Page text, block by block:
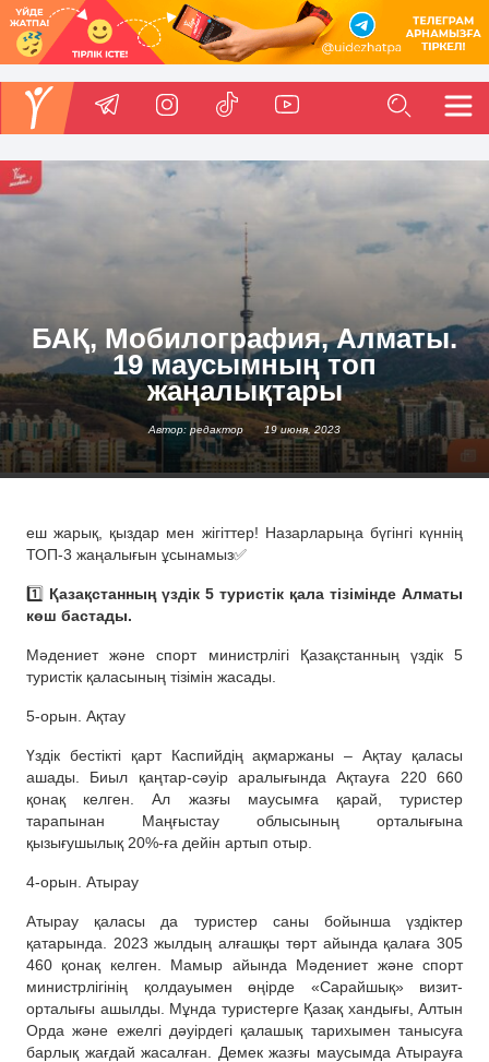
БАҚ, Мобилография, Алматы.
19 маусымның топ
жаңалықтары
Автор: редактор 19 июня, 2023
еш жарық, қыздар мен жігіттер! Назарларыңа бүгінгі күннің
ТОП-3 жаңалығын ұсынамыз✅
1️⃣ Қазақстанның үздік 5 туристік қала тізімінде Алматы
көш бастады.
Мәдениет және спорт министрлігі Қазақстанның үздік 5
туристік қаласының тізімін жасады.
5-орын. Ақтау
Үздік бестікті қарт Каспийдің ақмаржаны – Ақтау қаласы
ашады. Биыл қаңтар-сәуір аралығында Ақтауға 220 660
қонақ келген. Ал жазғы маусымға қарай, туристер
тарапынан Маңғыстау облысының орталығына
қызығушылық 20%-ға дейін артып отыр.
4-орын. Атырау
Атырау қаласы да туристер саны бойынша үздіктер
қатарында. 2023 жылдың алғашқы төрт айында қалаға 305
460 қонақ келген. Мамыр айында Мәдениет және спорт
министрлігінің қолдауымен өңірде «Сарайшық» визит-
орталығы ашылды. Мұнда туристерге Қазақ хандығы, Алтын
Орда және ежелгі дәуірдегі қалашық тарихымен танысуға
барлық жағдай жасалған. Демек жазғы маусымда Атырауға